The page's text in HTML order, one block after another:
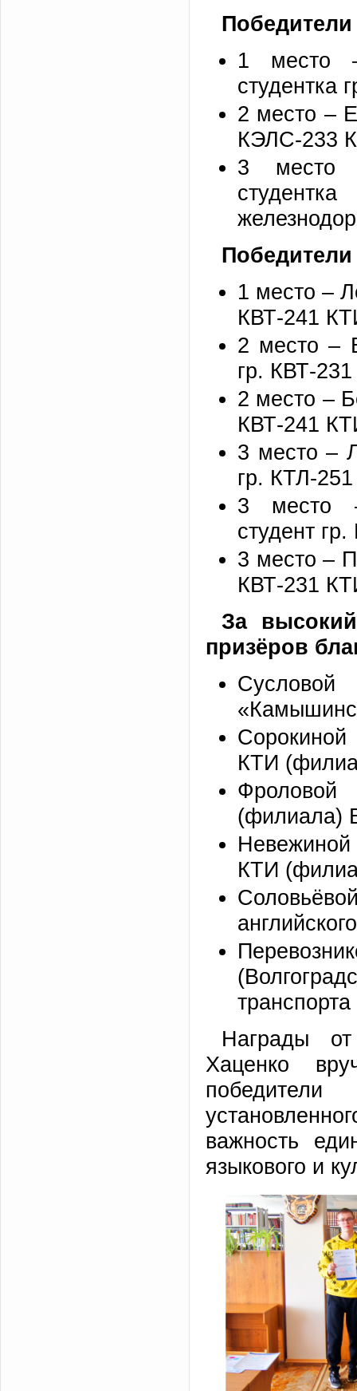
1 место
студентка
2 место –
КЭЛС-233
3 место
1 место –
КВТ-241
2 место –
гр. КВТ-
2 место –
КВТ-241
3 место –
гр. КТЛ-
3 место
студент
3 место –
КВТ-231
За
призёров
Сорокиной
КТИ
(филиала)
Невежиной
КТИ
Награды
Хаценко
важность
языкового и